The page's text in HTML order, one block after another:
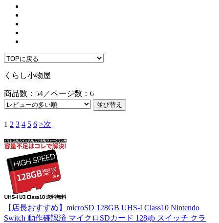
くらし小物屋
商品数：54／ページ数：6
1 2 3 4 5 6 >次
【店長おすすめ】microSD 128GB UHS-I Class10 Nintendo
Switch 動作確認済 マイクロSDカード 128gb スイッチ クラ